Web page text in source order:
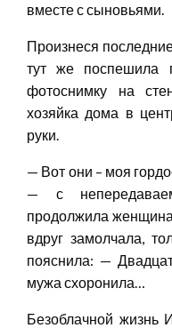
вместе с сыновьями.
Произнеся
тут же поспешила
фотоснимку на
хозяйка дома в
руки.
— Вот они – моя
— с
продолжила
вдруг замолчала,
пояснила: —
мужа схоронила…
Безоблачной жизнь